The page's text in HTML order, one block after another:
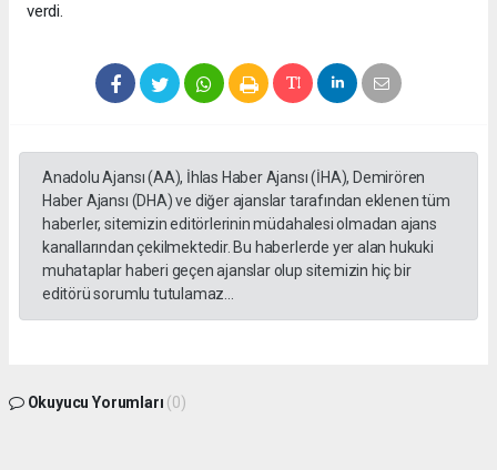
verdi.
Anadolu Ajansı (AA), İhlas Haber Ajansı (İHA), Demirören
Haber Ajansı (DHA) ve diğer ajanslar tarafından eklenen tüm
haberler, sitemizin editörlerinin müdahalesi olmadan ajans
kanallarından çekilmektedir. Bu haberlerde yer alan hukuki
muhataplar haberi geçen ajanslar olup sitemizin hiç bir
editörü sorumlu tutulamaz...
Okuyucu Yorumları (0)